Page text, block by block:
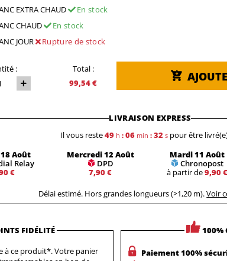
EXTRA CHAUD
En stock
CHAUD
En stock
JOUR
Rupture de stock
:
Total :
99,54 €
LIVRAISON EXPRESS
Il vous reste49 h : 06 min : 31 s pour être
Août
Relay
€
Mercredi 12 Août
DPD
7,90 €
Mardi 11 Août
Chronopost
à partir de9,90 €
Délai estimé. Hors grandes longueurs (>1,20 m).Voir
FIDÉLITÉ
à ce produit*. Votre panier
100%
Paiement 100%